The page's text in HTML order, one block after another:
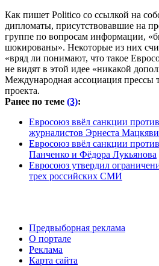
Как пишет Politico со ссылкой на
дипломаты, присутствовавшие на
группе по вопросам информации,
шокированы». Некоторые из них
«вряд ли понимают, что такое
не видят в этой идее «никакой
Международная ассоциация прессы
проекта.
Ранее по теме (3):
Евросоюз ввёл санкции
журналистов Эрнеста
Евросоюз ввёл санкции
Панченко и Фёдора Лукьянова
Евросоюз утвердил
трех российских СМИ
Предвыборная реклама
О портале
Реклама
Карта сайта